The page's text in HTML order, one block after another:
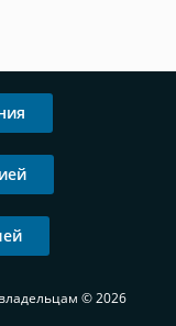
© 2026